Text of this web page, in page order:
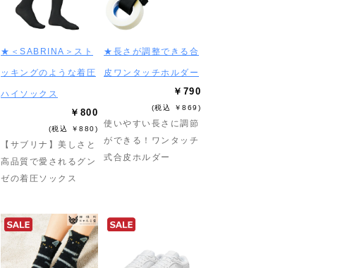
★＜SABRINA＞スト
ッキングのような着圧
ハイソックス
￥800
(税込 ￥880)
【サブリナ】美しさと
高品質で愛されるグン
ゼの着圧ソックス
★長さが調整できる合
皮ワンタッチホルダー
￥790
(税込 ￥869)
使いやすい長さに調節
ができる！ワンタッチ
式合皮ホルダー